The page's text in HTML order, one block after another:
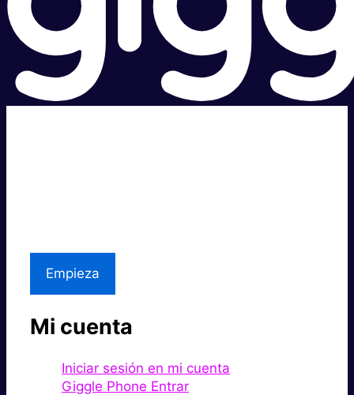
Empieza
Mi cuenta
Iniciar sesión en mi cuenta
Giggle Phone Entrar